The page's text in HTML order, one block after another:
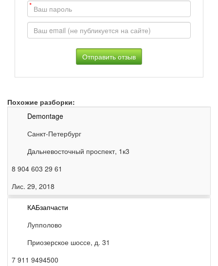
*
Похожие разборки:
Demontage
Санкт-Петербург
Дальневосточный проспект, 1к3
8 904 603 29 61
Лис. 29, 2018
КАБзапчасти
Лупполово
Приозерское шоссе, д. 31
7 911 9494500